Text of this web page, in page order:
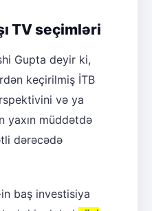
TV seçimləri
Gupta deyir ki,
keçirilmiş İTB
və ya
yaxın müddətdə
dərəcədə
baş investisiya